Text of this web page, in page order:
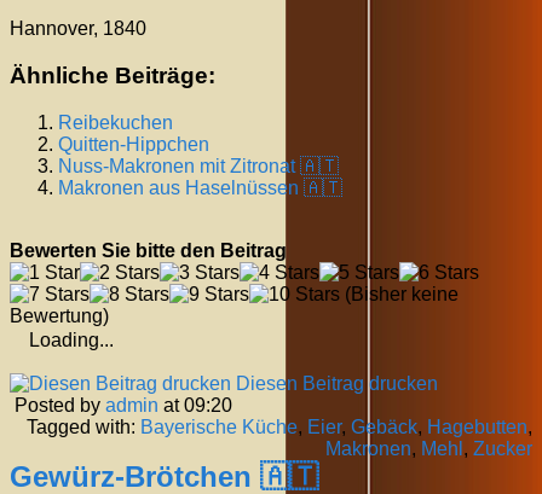
Hannover, 1840
Ähnliche Beiträge:
Reibekuchen
Quitten-Hippchen
Nuss-Makronen mit Zitronat 🇦🇹
Makronen aus Haselnüssen 🇦🇹
Bewerten Sie bitte den Beitrag
(Bisher keine
Bewertung)
Loading...
Diesen Beitrag drucken
Posted by admin at 09:20
Tagged with: Bayerische Küche, Eier, Gebäck, Hagebutten,
Makronen, Mehl , Zucker
Gewürz-Brötchen 🇦🇹